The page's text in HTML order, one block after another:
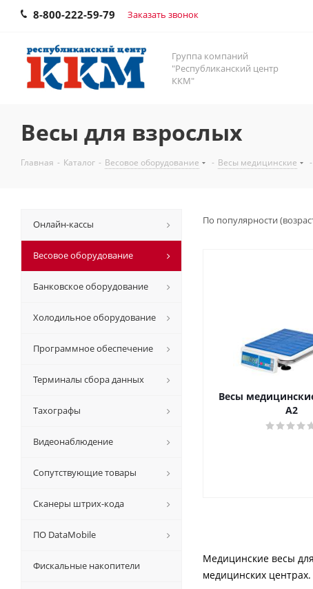
8-800-222-59-79 Заказать звонок
Группа компаний
"Республиканский центр
ККМ"
Весы для взрослых
Главная - Каталог - Весовое оборудование - Весы медицинские -
По популярности
Весы
А2
Медицинские весы
медицинских центрах.
Онлайн-кассы
Весовое оборудование
Банковское оборудование
Холодильное оборудование
Программное обеспечение
Терминалы сбора данных
Тахографы
Видеонаблюдение
Сопутствующие товары
Сканеры штрих-кода
ПО DataMobile
Фискальные накопители